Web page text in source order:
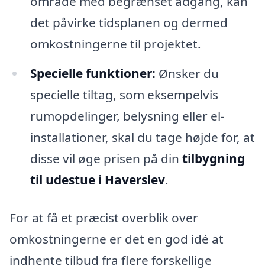
det påvirke tidsplanen og dermed
omkostningerne til projektet.
Specielle funktioner: Ønsker du
specielle tiltag, som eksempelvis
rumopdelinger, belysning eller el-
installationer, skal du tage højde for, at
disse vil øge prisen på din tilbygning
til udestue i Haverslev.
For at få et præcist overblik over
omkostningerne er det en god idé at
indhente tilbud fra flere forskellige